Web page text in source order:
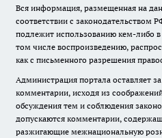
Вся информация, размещенная на
соответствии с законодательством
подлежит использованию кем-либо
том числе воспроизведению,
как с письменного разрешения
Администрация портала оставляет
комментарии, исходя из
обсуждения тем и соблюдения
допускаются комментарии,
разжигающие межнациональную